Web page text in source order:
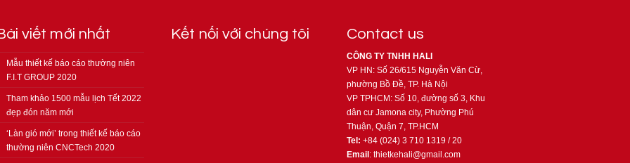
viết mới nhất
Mẫu thiết kế báo cáo thường niên
F.I.T GROUP 2020
Tham khảo 1500 mẫu lịch Tết 2022
đẹp đón năm mới
‘Làn gió mới’ trong thiết kế báo cáo
thường niên CNCTech 2020
Kết nối với chúng tôi Contact us
CÔNG TY TNHH HALI
VP HN: Số 26/615 Nguyễn Văn Cừ,
phường Bồ Đề, TP. Hà Nội
VP TPHCM: Số 10, đường số 3, Khu
dân cư Jamona city, Phường Phú
Thuận, Quận 7, TP.HCM
Tel: +84 (024) 3 710 1319 / 20
Email : thietkehali@gmail.com